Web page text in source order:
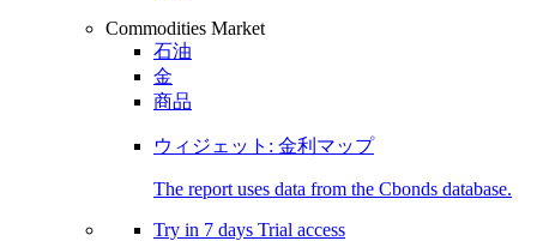
Commodities Market
石油
金
商品
ウィジェット: 金利マップ
The report uses data from the Cbonds database.
Try in 7 days Trial access